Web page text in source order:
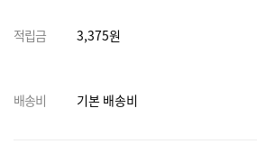
적립금 3,375원
배송비 기본 배송비